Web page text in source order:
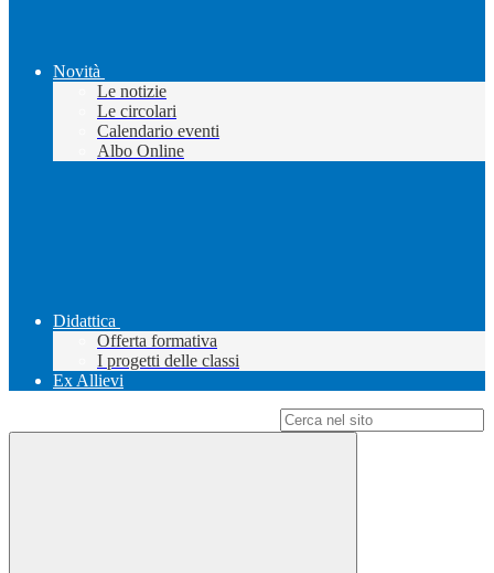
Novità
Le notizie
Le circolari
Calendario eventi
Albo Online
Didattica
Offerta formativa
I progetti delle classi
Ex Allievi